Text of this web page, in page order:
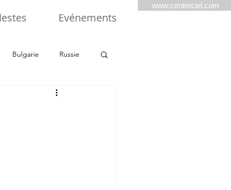
Evénements
www.centreciel.com
Bulgarie Russie